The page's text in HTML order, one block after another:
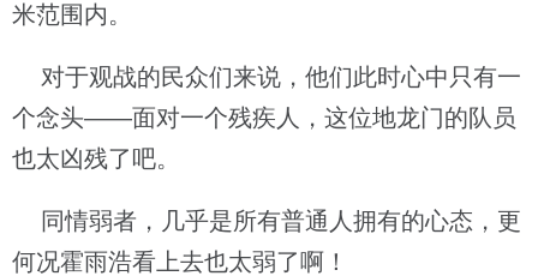
米范围内。
对于观战的民众们来说，他们此时心中只有一
个念头——面对一个残疾人，这位地龙门的队员
也太凶残了吧。
同情弱者，几乎是所有普通人拥有的心态，更
何况霍雨浩看上去也太弱了啊！